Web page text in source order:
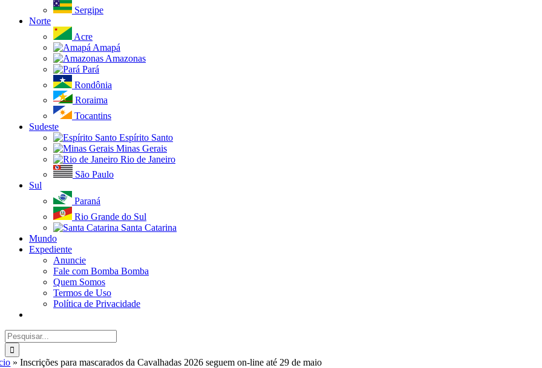
Sergipe
Norte
Acre
Amapá
Amazonas
Pará
Rondônia
Roraima
Tocantins
Sudeste
Espírito Santo
Minas Gerais
Rio de Janeiro
São Paulo
Sul
Paraná
Rio Grande do Sul
Santa Catarina
Mundo
Expediente
Anuncie
Fale com Bomba Bomba
Quem Somos
Termos de Uso
Política de Privacidade
Buscar
resultados
para:
»Inscrições para mascarados da Cavalhadas 2026 seguem on-line até 29 de maio